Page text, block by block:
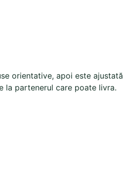
orientative, apoi este ajustată
la partenerul care poate livra.